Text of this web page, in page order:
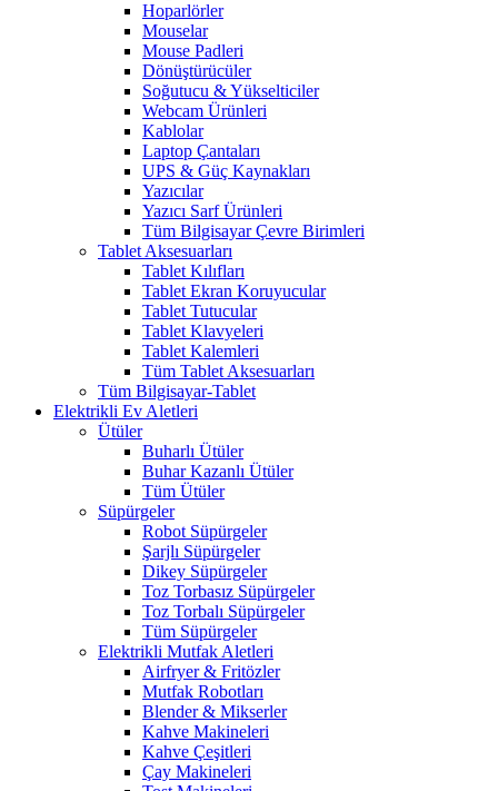
Hoparlörler
Mouselar
Mouse Padleri
Dönüştürücüler
Soğutucu & Yükselticiler
Webcam Ürünleri
Kablolar
Laptop Çantaları
UPS & Güç Kaynakları
Yazıcılar
Yazıcı Sarf Ürünleri
Tüm Bilgisayar Çevre Birimleri
Tablet Aksesuarları
Tablet Kılıfları
Tablet Ekran Koruyucular
Tablet Tutucular
Tablet Klavyeleri
Tablet Kalemleri
Tüm Tablet Aksesuarları
Tüm Bilgisayar-Tablet
Elektrikli Ev Aletleri
Ütüler
Buharlı Ütüler
Buhar Kazanlı Ütüler
Tüm Ütüler
Süpürgeler
Robot Süpürgeler
Şarjlı Süpürgeler
Dikey Süpürgeler
Toz Torbasız Süpürgeler
Toz Torbalı Süpürgeler
Tüm Süpürgeler
Elektrikli Mutfak Aletleri
Airfryer & Fritözler
Mutfak Robotları
Blender & Mikserler
Kahve Makineleri
Kahve Çeşitleri
Çay Makineleri